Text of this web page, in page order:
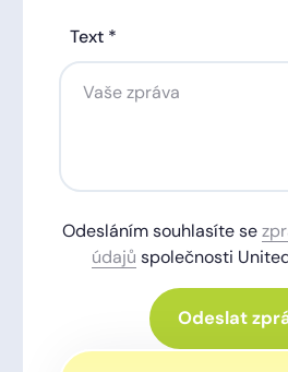
Text *
Odesláním souhlasíte se
údajů společnosti
Odeslat